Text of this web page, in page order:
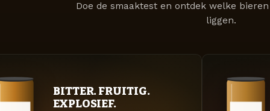
Doe de smaaktest en ontdek welke
liggen.
BITTER. FRUITIG.
EXPLOSIEF.